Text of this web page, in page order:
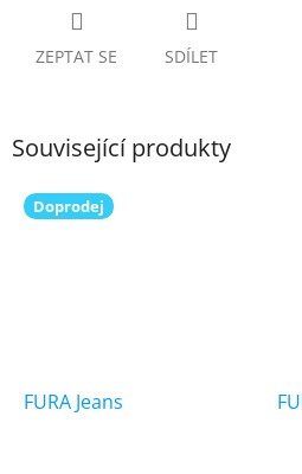
ZEPTAT SE SDÍLET
Související produkty
Doprodej
FURA Jeans